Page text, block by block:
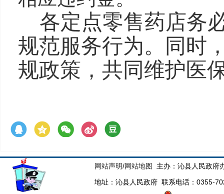
各定点零售药店务
规范服务行为。同时
规政策，共同维护医
网站声明/网站地图
主办：沁县人民政府
地址：沁县人民政府 联系电话：0355-